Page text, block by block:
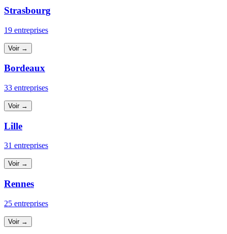
Strasbourg
19 entreprises
Voir →
Bordeaux
33 entreprises
Voir →
Lille
31 entreprises
Voir →
Rennes
25 entreprises
Voir →